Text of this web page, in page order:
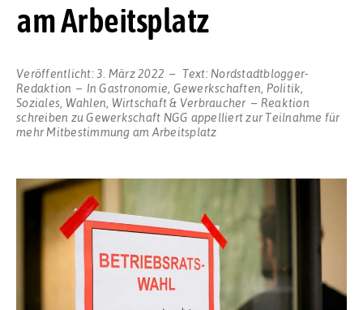
am Arbeitsplatz
Veröffentlicht:3. März 2022 Text: Nordstadtblogger-
Redaktion
InGastronomie, Gewerkschaften, Politik,
Soziales, Wahlen, Wirtschaft & Verbraucher
Reaktion
schreiben zu Gewerkschaft NGG appelliert zur Teilnahme für
mehr Mitbestimmung am Arbeitsplatz